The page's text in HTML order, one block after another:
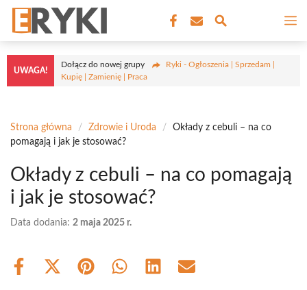
Przejdź
treści
UWAGA!
Dołącz do nowej grupy
Ryki - Ogłoszenia | Sprzedam |
Kupię | Zamienię | Praca
Strona główna / Zdrowie i Uroda /
Okłady z cebuli – na co
pomagają i jak je stosować?
Okłady z cebuli – na co pomagają
i jak je stosować?
Data dodania: 2 maja 2025 r.
Share
Share Share Share Share Share